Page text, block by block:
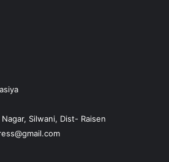
Silwani, Dist- Raisen